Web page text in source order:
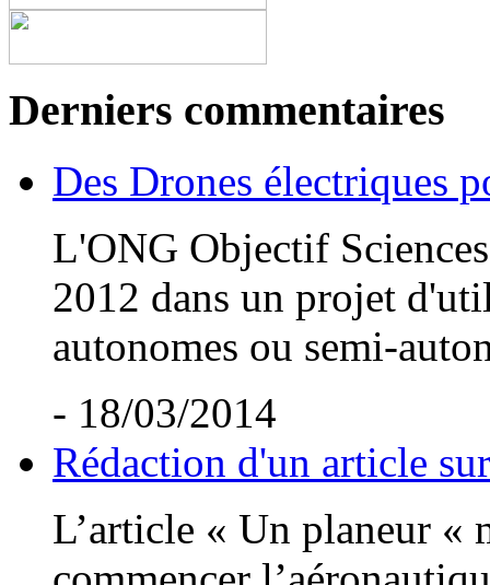
Derniers commentaires
Des Drones électriques
L'ONG Objectif
2012 dans un projet
autonomes ou semi-
- 18/03/2014
Rédaction d'un article
L’article « Un planeur «